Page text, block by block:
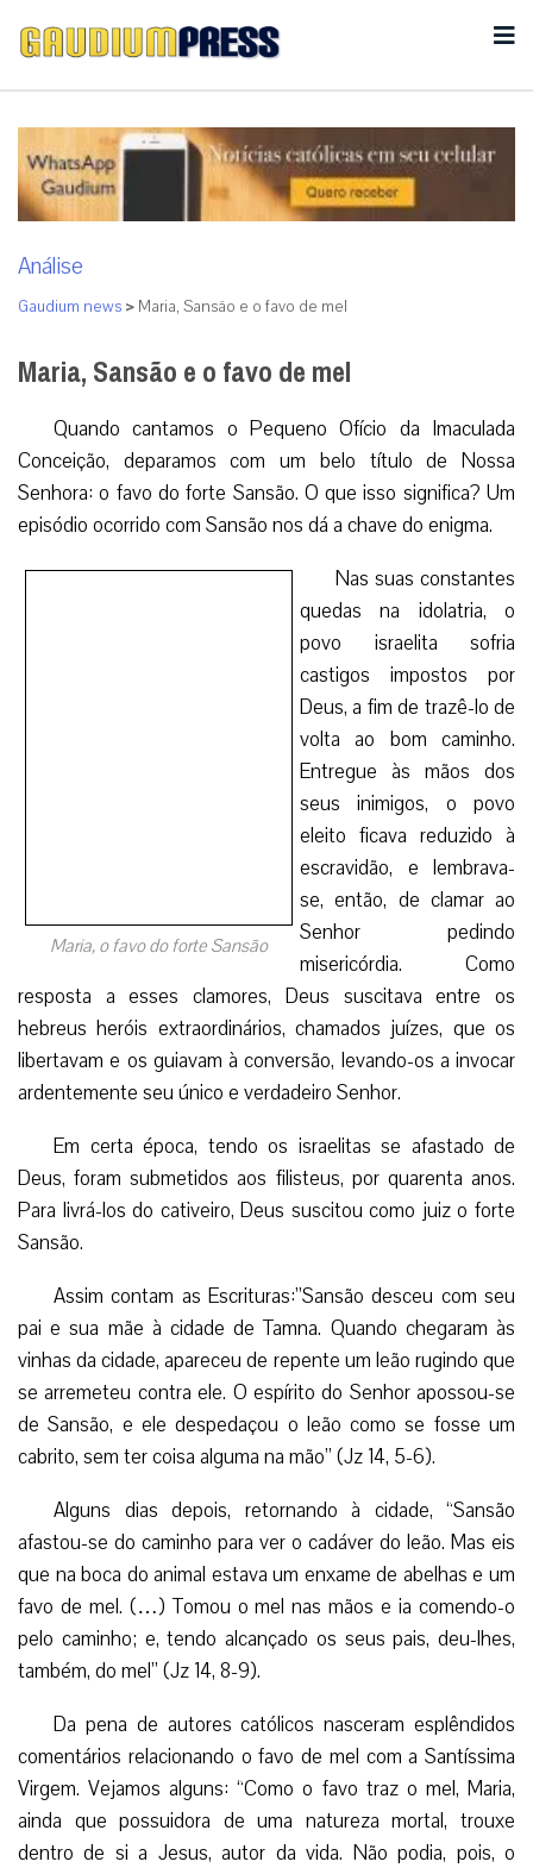
Análise
Gaudium news > Maria, Sansão e o favo de mel
Maria, Sansão e o favo de mel
Quando cantamos o Pequeno Ofício da Imaculada
Conceição, deparamos com um belo título de Nossa
Senhora: o favo do forte Sansão. O que isso significa? Um
episódio ocorrido com Sansão nos dá a chave do enigma.
Maria, o favo do forte Sansão
Nas suas constantes
quedas na idolatria, o povo israelita sofria castigos impostos
por Deus, a fim de trazê-lo de volta ao bom caminho.
Entregue às mãos dos seus inimigos, o povo eleito ficava
reduzido à escravidão, e lembrava-se, então, de clamar ao
Senhor pedindo misericórdia. Como resposta a esses
clamores, Deus suscitava entre os hebreus heróis
extraordinários, chamados juízes, que os libertavam e os
guiavam à conversão, levando-os a invocar ardentemente
Em certa época, tendo os israelitas se afastado de
Deus, foram submetidos aos filisteus, por quarenta anos.
Para livrá-los do cativeiro, Deus suscitou como juiz o forte
Sansão.
Assim contam as Escrituras:”Sansão desceu com seu
pai e sua mãe à cidade de Tamna. Quando chegaram às
vinhas da cidade, apareceu de repente um leão rugindo que
se arremeteu contra ele. O espírito do Senhor apossou-se
de Sansão, e ele despedaçou o leão como se fosse um
cabrito, sem ter coisa alguma na mão” (Jz 14, 5-6).
Alguns dias depois, retornando à cidade, “Sansão
afastou-se do caminho para ver o cadáver do leão. Mas eis
que na boca do animal estava um enxame de abelhas e um
favo de mel. (…) Tomou o mel nas mãos e ia comendo-o
pelo caminho; e, tendo alcançado os seus pais, deu-lhes,
também, do mel” (Jz 14, 8-9).
Da pena de autores católicos nasceram esplêndidos
comentários relacionando o favo de mel com a Santíssima
Virgem. Vejamos alguns: “Como o favo traz o mel, Maria,
ainda que possuidora de uma natureza mortal, trouxe
dentro de si a Jesus, autor da vida. Não podia, pois, o
celestial mel querer outro favo que não fosse o puríssimo e
tendo o favo de mel sido extraído do cadáver de um leão, é-
nos ressaltada a imagem da vida que se encontra no
próprio seio da morte: de Maria veio o Salvador do mundo,
que tirou toda a humanidade da morte produzida pelo
pecado, dando-nos a vida e a salvação.